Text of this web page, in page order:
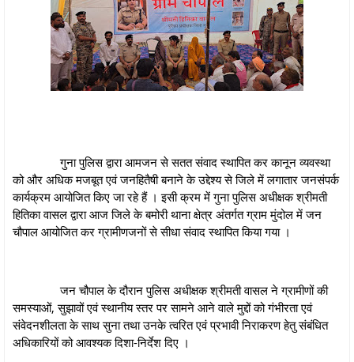
गुना पुलिस द्वारा आमजन से सतत संवाद स्थापित कर कानून व्यवस्था
को और अधिक मजबूत एवं जनहितैषी बनाने के उद्देश्य से जिले में लगातार जनसंपर्क
कार्यक्रम आयोजित किए जा रहे हैं । इसी क्रम में गुना पुलिस अधीक्षक श्रीमती
हितिका वासल द्वारा आज जिले के बमोरी थाना क्षेत्र अंतर्गत ग्राम मुंदोल में जन
चौपाल आयोजित कर ग्रामीणजनों से सीधा संवाद स्थापित किया गया ।
जन चौपाल के दौरान पुलिस अधीक्षक श्रीमती वासल ने ग्रामीणों की
समस्याओं, सुझावों एवं स्थानीय स्तर पर सामने आने वाले मुद्दों को गंभीरता एवं
संवेदनशीलता के साथ सुना तथा उनके त्वरित एवं प्रभावी निराकरण हेतु संबंधित
अधिकारियों को आवश्यक दिशा-निर्देश दिए ।